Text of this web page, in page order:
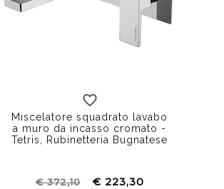
Miscelatore squadrato lavabo
a muro da incasso cromato -
Tetris, Rubinetteria Bugnatese
€ 372,10 € 223,30